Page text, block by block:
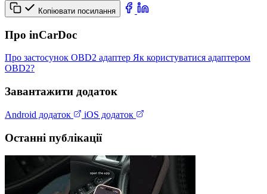
Копіювати посилання
Про inCarDoc
Про застосунок OBD2 адаптер Як користуватися адаптером
OBD2?
Завантажити додаток
Android додаток iOS додаток
Останні публікації